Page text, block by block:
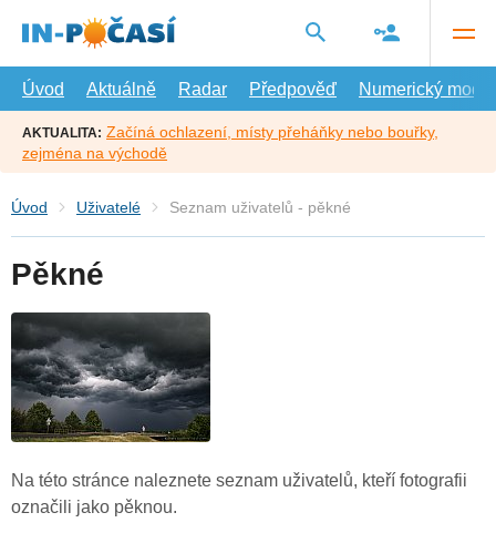
hlavní
Úvod
Aktuálně Radar Předpověď Numerický model
AKTUALITA: Začíná ochlazení, místy přeháňky nebo bouřky,
zejména na východě
Úvod Uživatelé Seznam uživatelů - pěkné
Pěkné
Na této stránce naleznete seznam uživatelů, kteří fotografii
označili jako pěknou.